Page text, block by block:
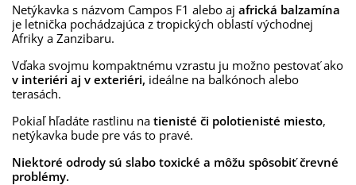
Netýkavka s názvom Campos F1 alebo aj africká balzamína
je letnička pochádzajúca z tropických oblastí východnej
Afriky a Zanzibaru.
Vďaka svojmu kompaktnému vzrastu ju možno pestovať ako
v interiéri aj v exteriéri, ideálne na balkónoch alebo
terasách.
Pokiaľ hľadáte rastlinu na tienisté či polotienisté miesto,
netýkavka bude pre vás to pravé.
Niektoré odrody sú slabo toxické a môžu spôsobiť črevné
problémy.